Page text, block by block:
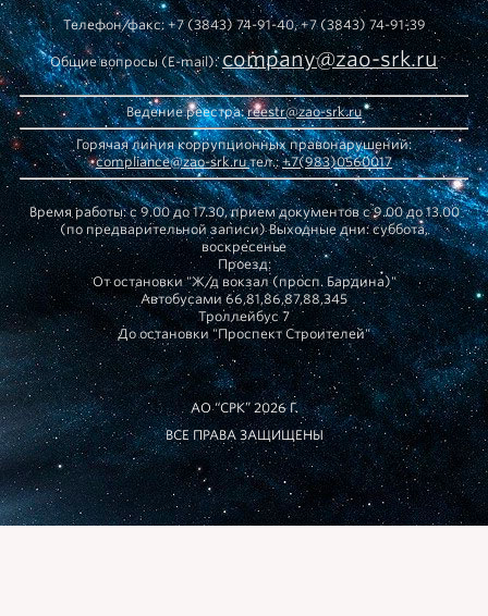
Телефон/факс: +7 (3843) 74-91-40, +7 (3843) 74-91-39
Общие вопросы (E-mail): company@zao-srk.ru
Ведение реестра:reestr@zao-srk.ru
Горячая линия коррупционных правонарушений:
compliance@zao-srk.ruтел.:+7(983)0560017
Время работы: с 9.00 до 17.30, прием документов с 9.00 до 13.00
(по предварительной записи) Выходные дни: суббота,
воскресенье
Проезд:
От остановки "Ж/д вокзал (просп. Бардина)"
Автобусами 66,81,86,87,88,345
Троллейбус 7
До остановки "Проспект Строителей"
АО “СРК” 2026 Г.
ВСЕ ПРАВА ЗАЩИЩЕНЫ